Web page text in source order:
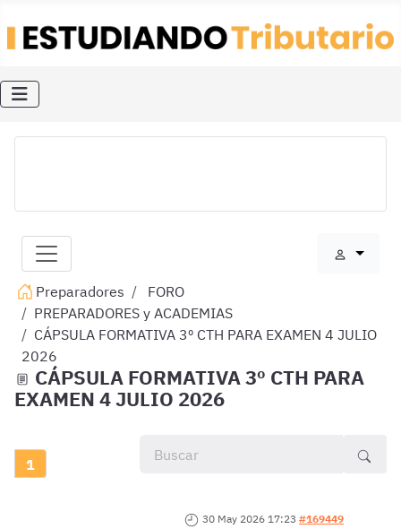
Preparadores
FORO
PREPARADORES y ACADEMIAS
CÁPSULA FORMATIVA 3º CTH PARA EXAMEN 4 JULIO
2026
CÁPSULA FORMATIVA 3º CTH PARA
EXAMEN 4 JULIO 2026
1
30 May 2026 17:23 #169449